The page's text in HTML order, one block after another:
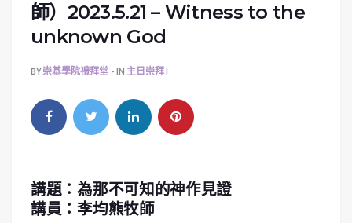
師）2023.5.21 – Witness to the
unknown God
BY崇基學院禮拜堂 IN 主日崇拜 I
講題：為那不可知的神作見證
講員：李均熊牧師